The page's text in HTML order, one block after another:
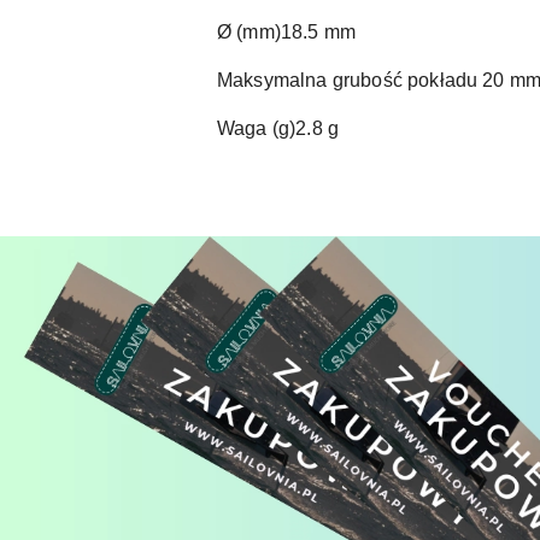
Ø (mm)18.5 mm
Maksymalna grubość pokładu 20
Waga (g)2.8 g